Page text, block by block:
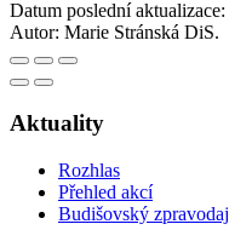
Datum poslední aktualizace:
Autor: Marie Stránská DiS.
Aktuality
Rozhlas
Přehled akcí
Budišovský zpravodaj